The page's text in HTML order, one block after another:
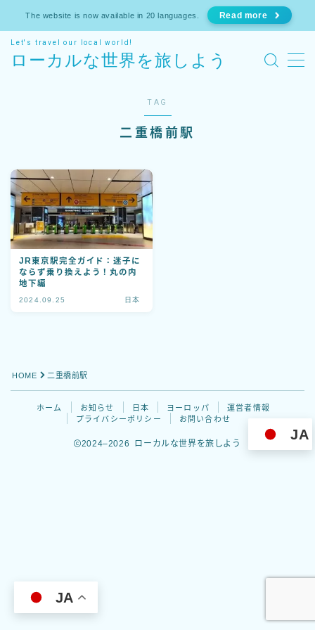
The website is now available in 20 languages. Read more
ローカルな世界を旅しよう
Let's travel our local world!
MENU
日本
東京
ヨーロッパ
運営者情報
TAG
二重橋前駅
JR東京駅完全ガイド：迷子に
ならず乗り換えよう！丸の内
地下編
2024.09.25 日本
HOME 二重橋前駅
ホーム お知らせ 日本 ヨーロッパ
運営者情報
プライバシーポリシー
お問い合わせ
JA
2024–2026 ローカルな世界を旅しよう
JA